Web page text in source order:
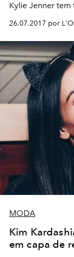
Kylie Jenner
26.07.2017 por
MODA
Kim
em capa de